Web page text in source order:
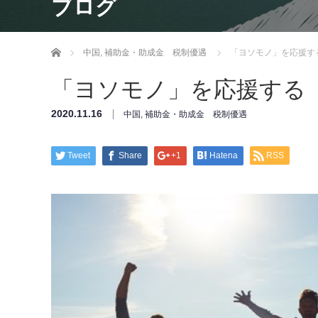
ブログ
ホーム 中国 補助金・助成金 税制優遇 「ヨソモノ」を応援す
「ヨソモノ」を応援する
2020.11.16 中国 補助金・助成金 税制優遇
Tweet Share +1 Hatena RSS